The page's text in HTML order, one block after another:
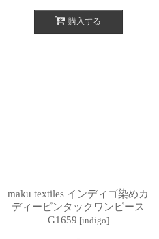
購入する
maku textiles インディゴ染めカ
ディーピンタックワンピース
G1659 [indigo]